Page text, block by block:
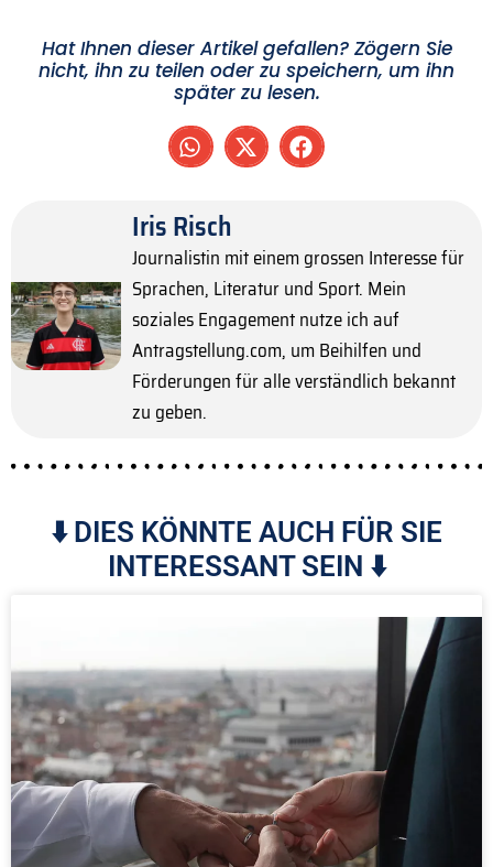
Hat Ihnen dieser Artikel gefallen? Zögern Sie
nicht, ihn zu teilen oder zu speichern, um ihn
später zu lesen.
Iris Risch
Journalistin mit einem grossen Interesse für
Sprachen, Literatur und Sport. Mein
soziales Engagement nutze ich auf
Antragstellung.com, um Beihilfen und
Förderungen für alle verständlich bekannt
zu geben.
⬇️ DIES KÖNNTE AUCH FÜR SIE
INTERESSANT SEIN ⬇️